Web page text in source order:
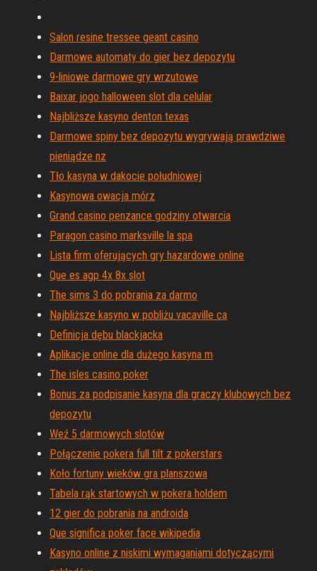
Salon resine tressee geant casino
Darmowe automaty do gier bez depozytu
9-liniowe darmowe gry wrzutowe
Baixar jogo halloween slot dla celular
Najbliższe kasyno denton texas
Darmowe spiny bez depozytu wygrywają prawdziwe
pieniądze nz
Tło kasyna w dakocie południowej
Kasynowa owacja mórz
Grand casino penzance godziny otwarcia
Paragon casino marksville la spa
Lista firm oferujących gry hazardowe online
Que es agp 4x 8x slot
The sims 3 do pobrania za darmo
Najbliższe kasyno w pobliżu vacaville ca
Definicja dębu blackjacka
Aplikacje online dla dużego kasyna m
The isles casino poker
Bonus za podpisanie kasyna dla graczy klubowych bez
depozytu
Weź 5 darmowych slotów
Połączenie pokera full tilt z pokerstars
Koło fortuny wieków gra planszowa
Tabela rąk startowych w pokera holdem
12 gier do pobrania na androida
Que significa poker face wikipedia
Kasyno online z niskimi wymaganiami dotyczącymi